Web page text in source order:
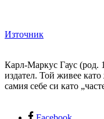
Източник
Карл-Маркус Гаус (род.
издател. Той живее
самия себе си като